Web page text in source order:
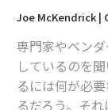
Joe McKendrick |
専門家やベン
しているのを
るには何が必
るだろう。そ